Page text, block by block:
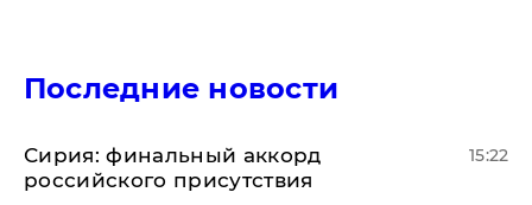
Последние новости
​Сирия: финальный аккорд
российского присутствия
15:22